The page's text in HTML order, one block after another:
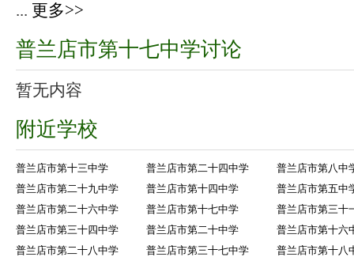
... 更多>>
普兰店市第十七中学讨论
暂无内容
附近学校
普兰店市第十三中学 普兰店市第二十四中学
普兰店市第八中
普兰店市第二十九中学
普兰店市第十四中学
普兰店市第五中
普兰店市第二十六中学
普兰店市第十七中学
普兰店市第三十
普兰店市第三十四中学
普兰店市第二十中学
普兰店市第十六
普兰店市第二十八中学
普兰店市第三十七中学 普兰店市第十八